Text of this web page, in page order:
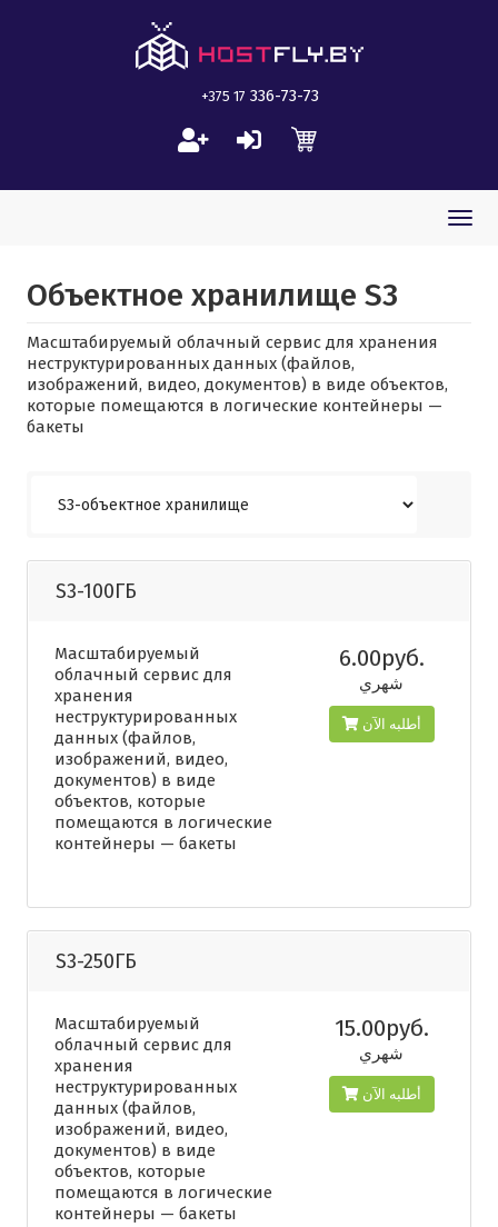
+375 17 336-73-73
Объектное хранилище S3
Масштабируемый облачный сервис для хранения
неструктурированных данных (файлов,
изображений, видео, документов) в виде объектов,
которые помещаются в логические контейнеры —
бакеты
S3-100ГБ
Масштабируемый
облачный сервис для
хранения
неструктурированных
данных (файлов,
изображений, видео,
документов) в виде
объектов, которые
помещаются в логические
контейнеры — бакеты
6.00руб.
شهري
أطلبه الآن
S3-250ГБ
Масштабируемый
облачный сервис для
хранения
неструктурированных
данных (файлов,
изображений, видео,
документов) в виде
объектов, которые
помещаются в логические
контейнеры — бакеты
15.00руб.
شهري
أطلبه الآن